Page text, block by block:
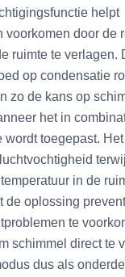
helpt
voorkomen door de
ruimte te verlagen.
op condensatie
zo de kans op
het in
wordt toegepast.
in de
de oplossing
te
schimmel direct te
dus als